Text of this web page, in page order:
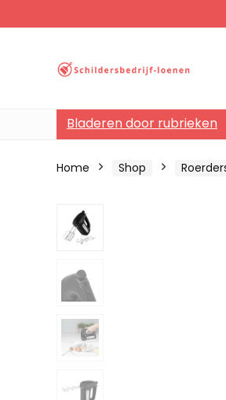
Bladeren door rubrieken
Home Shop